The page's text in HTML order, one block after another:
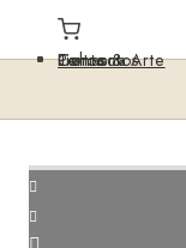
Temas
Livros & Arte
Poltrona
Contactos